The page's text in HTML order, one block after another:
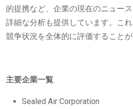
的提携など、企業の現在のニュー
詳細な分析も提供しています。こ
競争状況を全体的に評価することが
主要企業一覧
Sealed Air Corporation